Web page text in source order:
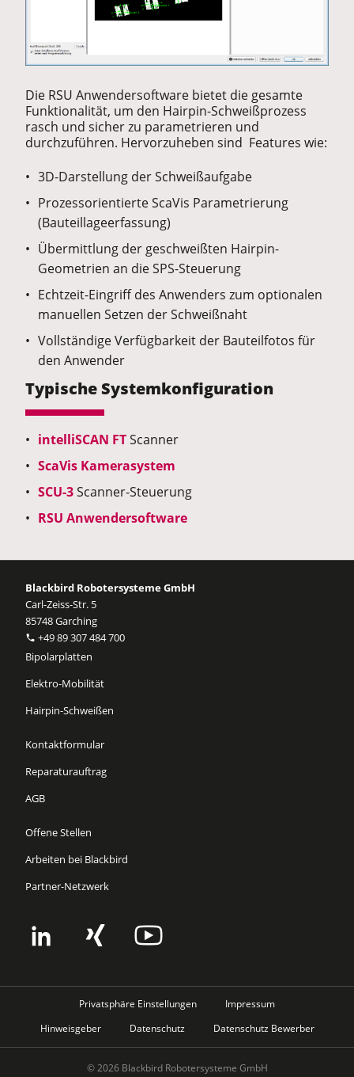
Die RSU Anwendersoftware bietet die gesamte
Funktionalität, um den Hairpin-Schweißprozess
rasch und sicher zu parametrieren und
durchzuführen. Hervorzuheben sind Features wie:
3D-Darstellung der Schweißaufgabe
Prozessorientierte ScaVis Parametrierung
(Bauteillageerfassung)
Übermittlung der geschweißten Hairpin-
Geometrien an die SPS-Steuerung
Echtzeit-Eingriff des Anwenders zum optionalen
manuellen Setzen der Schweißnaht
Vollständige Verfügbarkeit der Bauteilfotos für
den Anwender
Typische Systemkonfiguration
intelliSCAN FTScanner
ScaVis Kamerasystem
SCU-3Scanner-Steuerung
RSU Anwendersoftware
Blackbird Robotersysteme GmbH
Carl-Zeiss-Str. 5
85748 Garching
+49 89 307 484 700
Bipolarplatten
Elektro-Mobilität
Hairpin-Schweißen
Kontaktformular
Reparaturauftrag
AGB
Offene Stellen
Arbeiten bei Blackbird
Partner-Netzwerk
© 2026 Blackbird Robotersysteme GmbH
Privatsphäre Einstellungen
Impressum
Hinweisgeber
Datenschutz Datenschutz Bewerber